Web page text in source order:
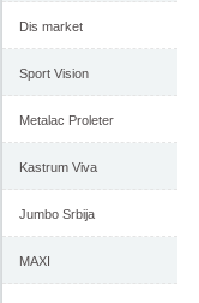
Dis market
Sport Vision
Metalac Proleter
Kastrum Viva
Jumbo Srbija
MAXI